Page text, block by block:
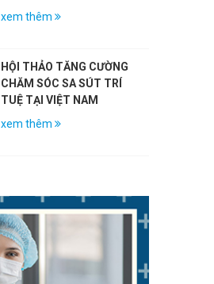
HUYẾT DENGUE VÀ VAI
xem thêm
HỘI THẢO TĂNG CƯỜNG
CHĂM SÓC SA SÚT TRÍ
TUỆ TẠI VIỆT NAM
xem thêm